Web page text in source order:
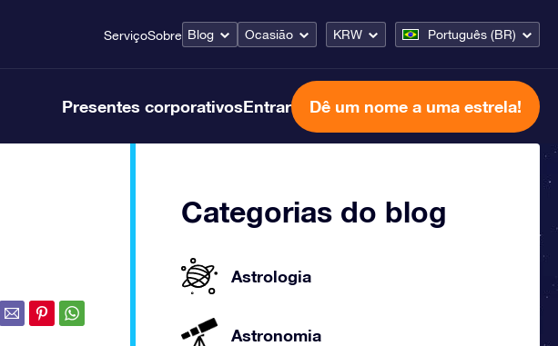
ServiçoSobre Blog Ocasião KRW Português (BR)
Presentes corporativosEntrar Dê um nome a uma estrela!
Categorias do blog
Astrologia
Astronomia